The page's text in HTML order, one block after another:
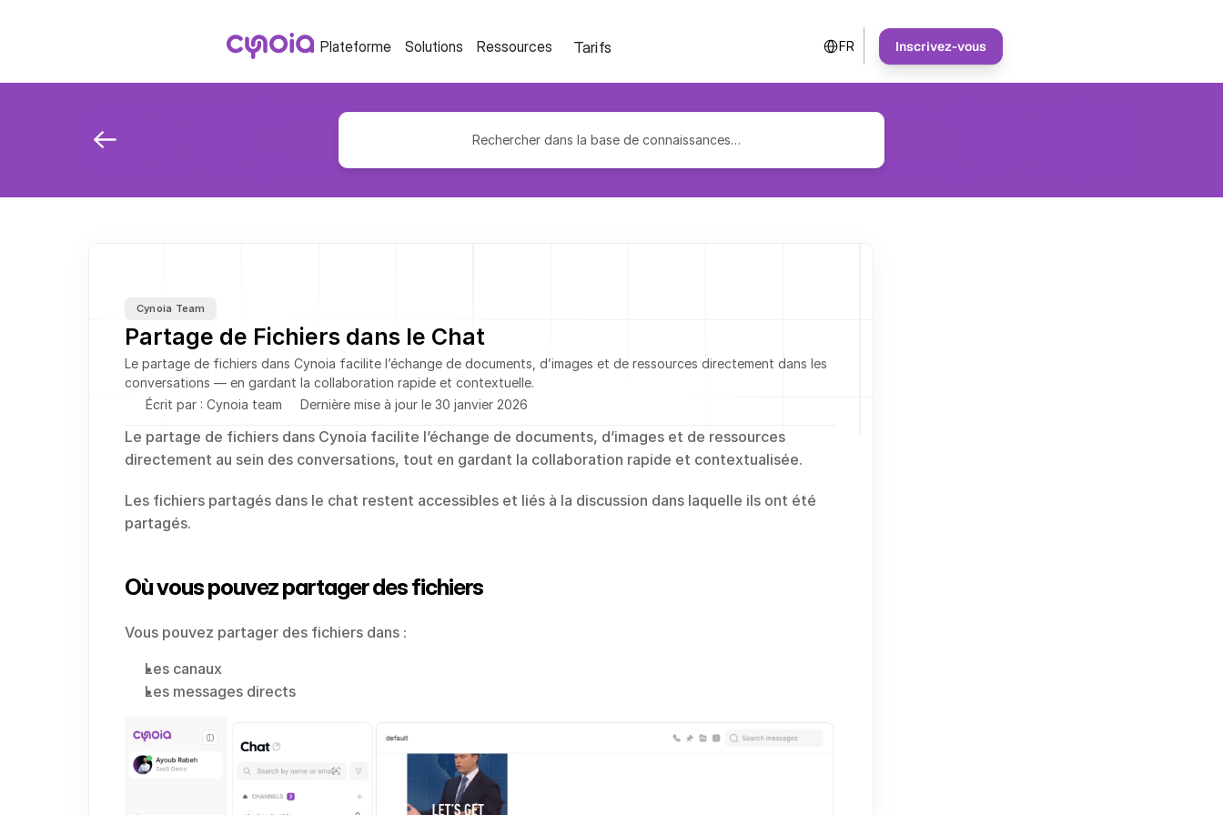
Plateforme Solutions Ressources Tarifs
Select Language
FR Inscrivez-vous
Rechercher dans la base de connaissances…
Cynoia Team
Partage de Fichiers dans le Chat
Le partage de fichiers dans Cynoia facilite l’échange de documents, d’images et de ressources directement dans les
conversations — en gardant la collaboration rapide et contextuelle.
Écrit par : Cynoia team
Dernière mise à jour le 30 janvier 2026
Le partage de fichiers dans Cynoia facilite l’échange de documents, d’images et de ressources
directement au sein des conversations, tout en gardant la collaboration rapide et contextualisée.
Les fichiers partagés dans le chat restent accessibles et liés à la discussion dans laquelle ils ont été
partagés.
Où vous pouvez partager des fichiers
Vous pouvez partager des fichiers dans :
Les canaux
Les messages directs